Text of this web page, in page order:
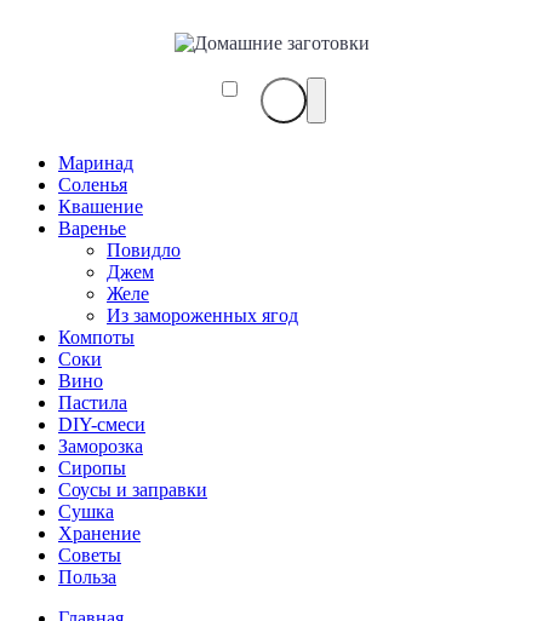
Маринад
Соленья
Квашение
Варенье
Повидло
Джем
Желе
Из замороженных ягод
Компоты
Соки
Вино
Пастила
DIY-смеси
Заморозка
Сиропы
Соусы и заправки
Сушка
Хранение
Советы
Польза